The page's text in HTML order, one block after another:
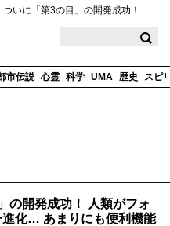
ついに「第3の目」の開発成功！
市伝説 心霊 科学 UMA 歴史 スピ
の開発成功！ 人類がフォ
進化… あまりにも便利機能